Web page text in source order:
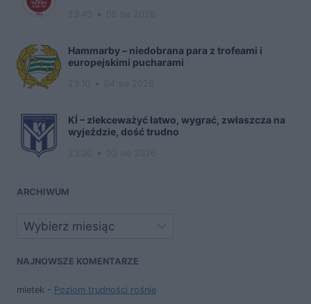
Hammarby – niedobrana para z trofeami i
europejskimi pucharami
KÍ – zlekceważyć łatwo, wygrać, zwłaszcza na
wyjeździe, dość trudno
ARCHIWUM
Archiwa
NAJNOWSZE KOMENTARZE
mietek - Poziom trudności rośnie